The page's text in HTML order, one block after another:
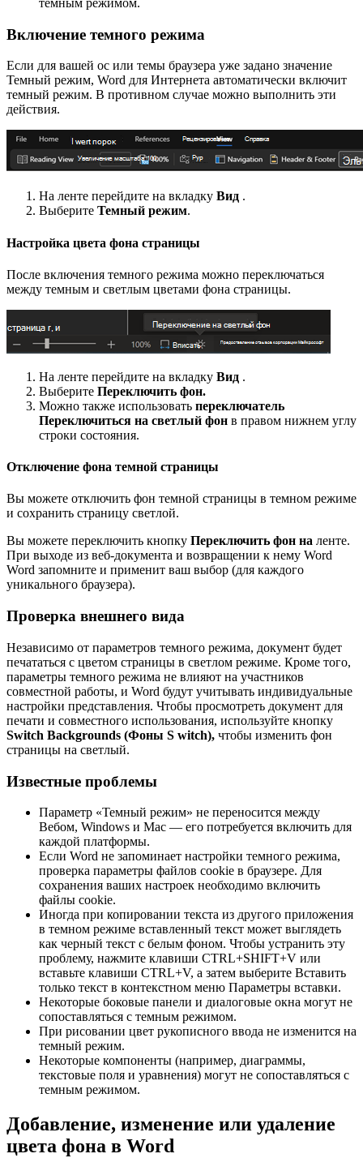
темным режимом.
Включение темного режима
Если для вашей ос или темы браузера уже задано значение
Темный режим, Word для Интернета автоматически включит
темный режим. В противном случае можно выполнить эти
действия.
На ленте перейдите на вкладку Вид .
Выберите Темный режим.
Настройка цвета фона страницы
После включения темного режима можно переключаться
между темным и светлым цветами фона страницы.
На ленте перейдите на вкладку Вид .
Выберите Переключить фон.
Можно также использовать переключатель
Переключиться на светлый фон в правом нижнем углу
строки состояния.
Отключение фона темной страницы
Вы можете отключить фон темной страницы в темном режиме
и сохранить страницу светлой.
Вы можете переключить кнопку Переключить фон на ленте.
При выходе из веб-документа и возвращении к нему Word
Word запомните и применит ваш выбор (для каждого
уникального браузера).
Проверка внешнего вида
Независимо от параметров темного режима, документ будет
печататься с цветом страницы в светлом режиме. Кроме того,
параметры темного режима не влияют на участников
совместной работы, и Word будут учитывать индивидуальные
настройки представления. Чтобы просмотреть документ для
печати и совместного использования, используйте кнопку
Switch Backgrounds (Фоны S witch), чтобы изменить фон
страницы на светлый.
Известные проблемы
Параметр «Темный режим» не переносится между
Вебом, Windows и Mac — его потребуется включить для
каждой платформы.
Если Word не запоминает настройки темного режима,
проверка параметры файлов cookie в браузере. Для
сохранения ваших настроек необходимо включить
файлы cookie.
Иногда при копировании текста из другого приложения
в темном режиме вставленный текст может выглядеть
как черный текст с белым фоном. Чтобы устранить эту
проблему, нажмите клавиши CTRL+SHIFT+V или
вставьте клавиши CTRL+V, а затем выберите Вставить
только текст в контекстном меню Параметры вставки.
Некоторые боковые панели и диалоговые окна могут не
сопоставляться с темным режимом.
При рисовании цвет рукописного ввода не изменится на
темный режим.
Некоторые компоненты (например, диаграммы,
текстовые поля и уравнения) могут не сопоставляться с
темным режимом.
Добавление, изменение или удаление
цвета фона в Word